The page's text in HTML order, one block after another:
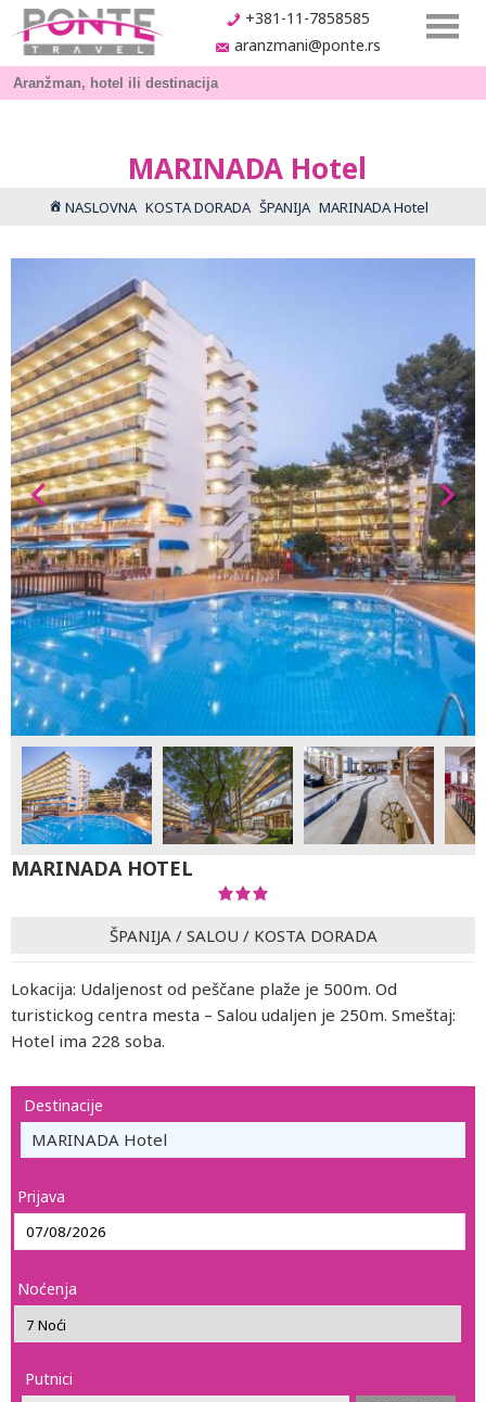
+381-11-7858585
aranzmani@ponte.rs
MARINADA Hotel
NASLOVNA KOSTA DORADA ŠPANIJA MARINADA Hotel
MARINADA HOTEL
ŠPANIJA / SALOU / KOSTA DORADA
Lokacija: Udaljenost od peščane plaže je 500m. Od
turistickog centra mesta – Salou udaljen je 250m. Smeštaj:
Hotel ima 228 soba.
Destinacije
MARINADA Hotel
Prijava
Noćenja
Putnici